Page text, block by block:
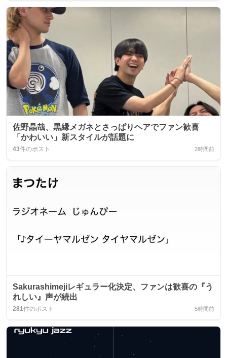
佐野晶哉、黒縁メガネとさっぱりヘアでファン歓喜
「かわいい」新スタイルが話題に
43件のポスト 2時間前
Sakurashimejiレギュラー化決定、ファンは歓喜の『う
れしい』声が続出
281件のポスト 5時間前